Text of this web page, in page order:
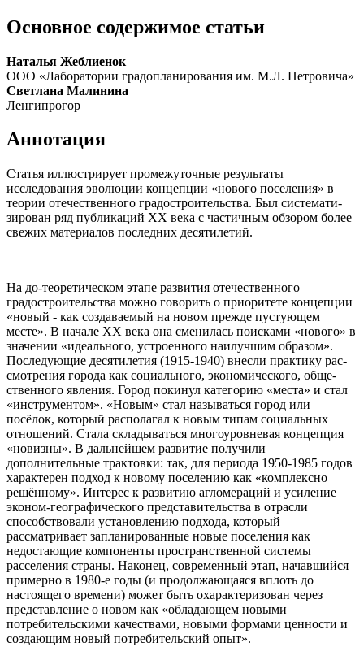
Основное содержимое статьи
Наталья Жеблиенок
ООО «Лаборатории градопланирования им. М.Л. Петровича»
Светлана Малинина
Ленгипрогор
Аннотация
Статья иллюстрирует промежуточные резуль­таты
исследования эволюции концепции «нового поселения» в
теории отечественного градостроительства. Был системати­
зирован ряд публикаций ХХ века с частичным обзором более
свежих материалов последних десятилетий.
На до-теоретическом этапе развития отечественного
градостроительства можно говорить о приоритете концепции
«новый - как создаваемый на новом прежде пустующем
месте». В начале ХХ века она сменилась поисками «нового» в
значении «идеального, устроенного наилучшим образом».
Последующие десятилетия (1915-1940) внесли практику рас­
смотрения города как социального, экономического, обще­
ственного явления. Город покинул категорию «места» и стал
«инструментом». «Новым» стал называться город или
посёлок, который располагал к новым типам социальных
отношений. Стала складываться многоуровневая концепция
«новизны». В дальнейшем развитие получили
дополнительные трактов­ки: так, для периода 1950-1985 годов
характерен подход к новому поселению как «комплексно
решённому». Интерес к развитию агломераций и усиление
эконом-географического представительства в отрасли
способствовали установлению подхода, который
рассматривает запланированные новые поселения как
недостающие компоненты пространственной системы
расселения страны. Наконец, современный этап, начавшийся
примерно в 1980-е годы (и продолжающаяся вплоть до
настоящего времени) может быть охарактеризован через
представление о новом как «обладающем новыми
потребительскими качествами, новыми формами ценности и
создающим новый потребительский опыт».